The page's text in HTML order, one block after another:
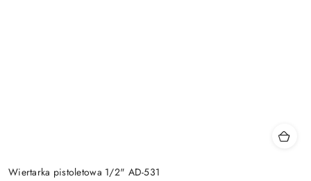
Wiertarka pistoletowa 1/2" AD-531